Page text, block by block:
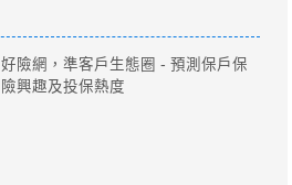
好險網，準客戶生態圈 - 預測保戶保
險興趣及投保熱度